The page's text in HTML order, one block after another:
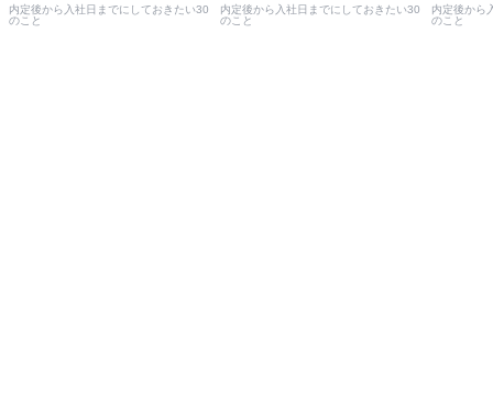
内定後から入社日までにしておきたい30
のこと
内定後から入社日までにしておきたい30
のこと
内定後から
のこと